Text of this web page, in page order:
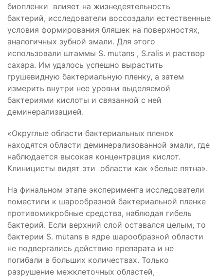
биопленки влияет на жизнедеятельность
бактерий, исследователи воссоздали естественные
условия формирования бляшек на поверхностях,
аналогичных зубной эмали. Для этого
использовали штаммы S. mutans , S.ralis и раствор
сахара. Им удалось успешно вырастить
грушевидную бактериальную пленку, а затем
измерить внутри нее уровни выделяемой
бактериями кислоты и связанной с ней
деминерализацией.
«Округлые области бактериальных пленок
находятся области деминерализованной эмали, где
наблюдается высокая концентрация кислот.
Клиницисты видят эти области как «белые пятна».
На финальном этапе эксперимента исследователи
поместили к шарообразной бактериальной пленке
противомикробные средства, наблюдая гибель
бактерий. Если верхний слой оставался целым, то
бактерии S. mutans в ядре шарообразной области
не подвергались действию препарата и не
погибали в больших количествах. Только
разрушение межклеточных областей,